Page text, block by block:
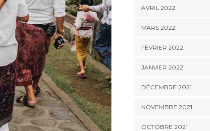
AVRIL 2022
MARS 2022
FÉVRIER 2022
JANVIER 2022
DÉCEMBRE 2021
NOVEMBRE 2021
OCTOBRE 2021